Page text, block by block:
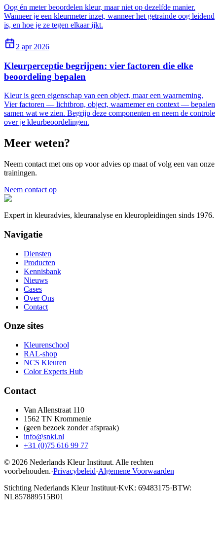
Oog én meter beoordelen kleur, maar niet op dezelfde manier.
Wanneer je een kleurmeter inzet, wanneer het getrainde oog leidend
is, en hoe je ze tegen elkaar ijkt.
2 apr 2026
Kleurperceptie begrijpen: vier factoren die elke
beoordeling bepalen
Kleur is geen eigenschap van een object, maar een waarneming.
Vier factoren — lichtbron, object, waarnemer en context — bepalen
samen wat we zien. Begrijp deze componenten en neem de controle
over je kleurbeoordelingen.
Meer weten?
Neem contact met ons op voor advies op maat of volg een van onze
trainingen.
Neem contact op
Expert in kleuradvies, kleuranalyse en kleuropleidingen sinds 1976.
Navigatie
Diensten
Producten
Kennisbank
Nieuws
Cases
Over Ons
Contact
Onze sites
Kleurenschool
RAL-shop
NCS Kleuren
Color Experts Hub
Contact
Van Allenstraat 110
1562 TN Krommenie
(geen bezoek zonder afspraak)
info@snki.nl
+31 (0)75 616 99 77
© 2026 Nederlands Kleur Instituut. Alle rechten
voorbehouden.·Privacybeleid·Algemene Voorwaarden
Stichting Nederlands Kleur Instituut·KvK: 69483175·BTW:
NL857889515B01